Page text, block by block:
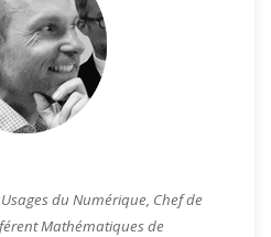
du Numérique, Chef de
Mathématiques de